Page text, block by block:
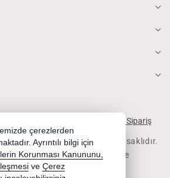
Telefonla Sipariş
- Tüm hakları saklıdır.
256bit SSL sertifikası ile
korunmaktadır.
çerezlerden
Ayrıntılı bilgi için
Korunması Kanununu,
ve Çerez